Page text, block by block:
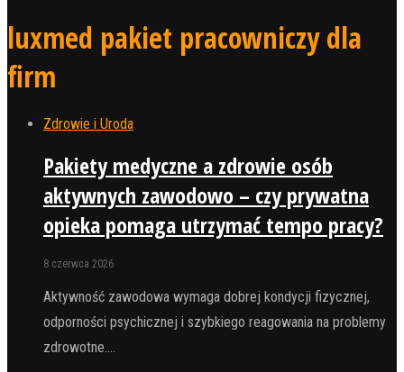
luxmed pakiet pracowniczy dla
firm
Zdrowie i Uroda
Pakiety medyczne a zdrowie osób
aktywnych zawodowo – czy prywatna
opieka pomaga utrzymać tempo pracy?
8 czerwca 2026
Aktywność zawodowa wymaga dobrej kondycji fizycznej,
odporności psychicznej i szybkiego reagowania na problemy
zdrowotne.…